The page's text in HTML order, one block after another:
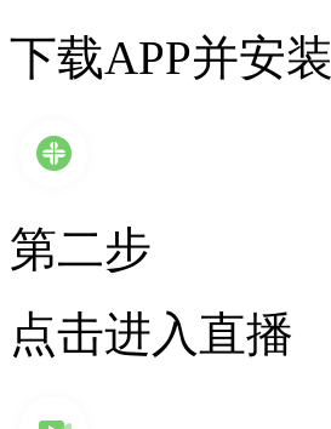
下载APP并安装
第二步
点击进入直播